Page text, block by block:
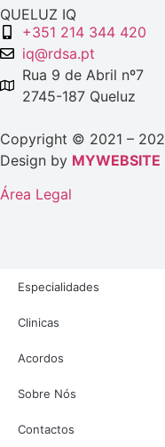
QUELUZ IQ
+351 214 344 420
iq@rdsa.pt
Rua 9 de Abril nº7
2745-187 Queluz
Copyright © 2021 –
Design by MYWEBSITE
Área Legal
Especialidades
Clinicas
Acordos
Sobre Nós
Contactos